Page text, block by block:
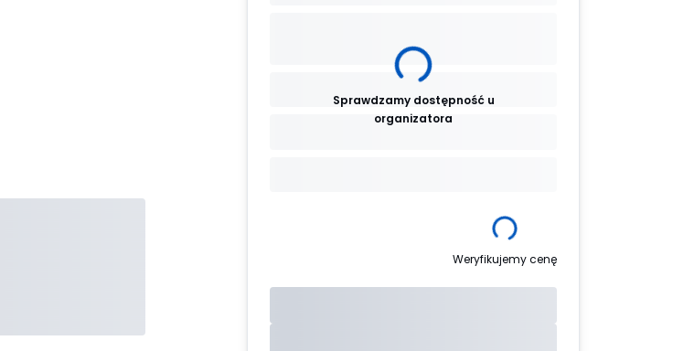
Sprawdzamy dostępność u
organizatora
Weryfikujemy cenę